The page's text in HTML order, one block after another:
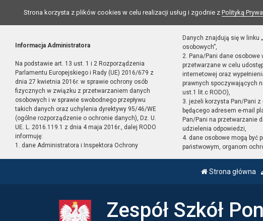
Strona korzysta z plików cookies w celu realizacji usług i zgodnie z Polityką
Informacja Administratora
Na podstawie art. 13 ust. 1 i 2 Rozporządzenia
Parlamentu Europejskiego i Rady (UE) 2016/679 z
dnia 27 kwietnia 2016r. w sprawie ochrony osób
fizycznych w związku z przetwarzaniem danych
osobowych i w sprawie swobodnego przepływu
takich danych oraz uchylenia dyrektywy 95/46/WE
(ogólne rozporządzenie o ochronie danych), Dz. U.
UE. L. 2016.119.1 z dnia 4 maja 2016r., dalej RODO
informuję:
1. dane Administratora i Inspektora Ochrony
Danych znajdują się w linku
osobowych”,
2. Pana/Pani dane osobowe
przetwarzane w celu
internetowej oraz
prawnych spoczywających
ust.1 lit.c RODO),
3. jeżeli korzysta Pan/Pani
będącego adresem e-mail
Pan/Pani na przetwarzanie
udzielenia odpowiedzi,
4. dane osobowe mogą być
państwowym, organom
Strona główna
Zespół Szkół